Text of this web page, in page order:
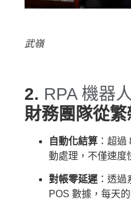
恰貨鋪子
武嶺
2. RPA 機器人
財務團隊從
自動化結算 ：超
動處理，不僅速度
對帳零延遲 ：透
POS 數據，每天